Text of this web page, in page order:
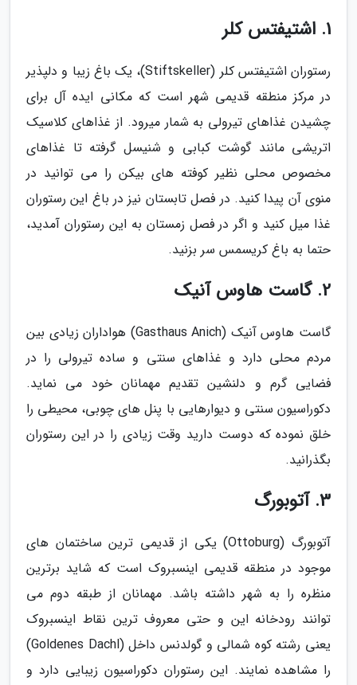
1. اشتیفتس کلر
رستوران اشتیفتس کلر (Stiftskeller)، یک باغ زیبا و دلپذیر
در مرکز منطقه قدیمی شهر است که مکانی ایده آل برای
چشیدن غذاهای تیرولی به شمار میرود. از غذاهای کلاسیک
اتریشی مانند گوشت کبابی و شنیسل گرفته تا غذاهای
مخصوص محلی نظیر کوفته های بیکن را می توانید در
منوی آن پیدا کنید. در فصل تابستان نیز در باغ این رستوران
غذا میل کنید و اگر در فصل زمستان به این رستوران آمدید،
حتما به باغ کریسمس سر بزنید.
2. گاست هاوس آنیک
گاست هاوس آنیک (Gasthaus Anich) هواداران زیادی بین
مردم محلی دارد و غذاهای سنتی و ساده تیرولی را در
فضایی گرم و دلنشین تقدیم مهمانان خود می نماید.
دکوراسیون سنتی و دیوارهایی با پنل های چوبی، محیطی را
خلق نموده که دوست دارید وقت زیادی را در این رستوران
بگذرانید.
3. آتوبورگ
آتوبورگ (Ottoburg) یکی از قدیمی ترین ساختمان های
موجود در منطقه قدیمی اینسبروک است که شاید برترین
منظره را به شهر داشته باشد. مهمانان از طبقه دوم می
توانند رودخانه این و حتی معروف ترین نقاط اینسبروک
یعنی رشته کوه شمالی و گولدنس داخل (Goldenes Dachl)
را مشاهده نمایند. این رستوران دکوراسیون زیبایی دارد و